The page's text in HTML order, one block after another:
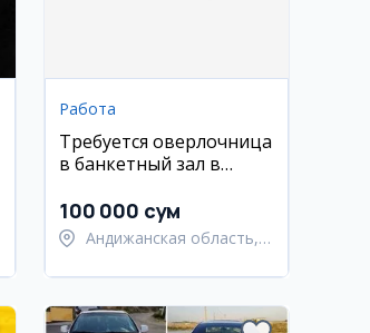
Работа
Требуется оверлочница
в банкетный зал в
100 000 сум
Андижанская область,